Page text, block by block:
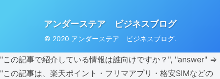
アンダーステア ビジネスブログ
© 2020 アンダーステア ビジネスブログ.
"この記事で紹介している情報は誰向けですか？", "answer" =>
"この記事は、楽天ポイント・フリマアプリ・格安SIMなどの